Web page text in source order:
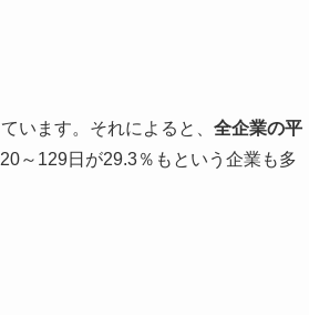
います。それによると、 全企業の平
～129日が29.3％もという企業も多